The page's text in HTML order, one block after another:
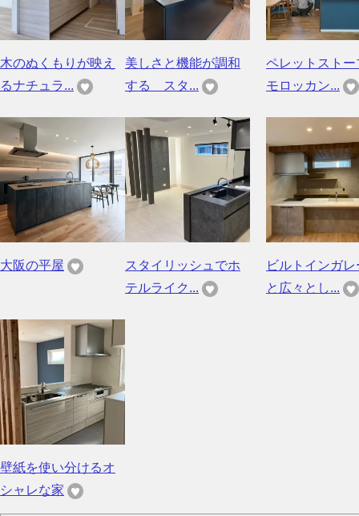
木のぬくもりが映え
るナチュラ...
美しさと機能が調和
する スタ...
ペレットストー
モロッカン...
大阪の平屋
スタイリッシュでホ
テルライク...
ビルトインガレ
と広々とし...
壁紙を使い分けるオ
シャレな家